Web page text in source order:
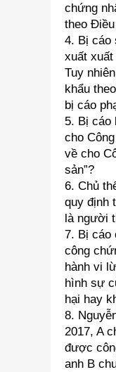
chứng
theo
4. Bị cáo
xuất xuất
Tuy
khẩu
bị cáo
5. Bị cáo
cho
về cho
sản”?
6. Chủ
quy định
là người
7. Bị cáo
công
hành vi
hình sự
hại hay
8.
2017, A
được
anh B